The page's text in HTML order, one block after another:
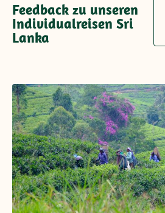
Feedback zu unseren
Individualreisen Sri
Lanka